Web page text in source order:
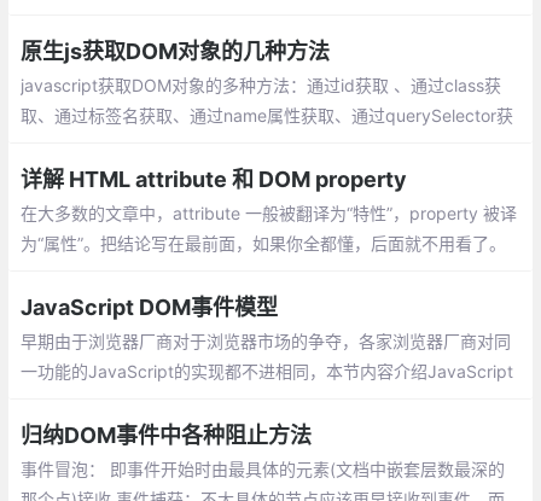
原生js获取DOM对象的几种方法
javascript获取DOM对象的多种方法：通过id获取 、通过class获
取、通过标签名获取、通过name属性获取、通过querySelector获
详解 HTML attribute 和 DOM property
在大多数的文章中，attribute 一般被翻译为“特性”，property 被译
为“属性”。把结论写在最前面，如果你全都懂，后面就不用看了。
JavaScript DOM事件模型
早期由于浏览器厂商对于浏览器市场的争夺，各家浏览器厂商对同
一功能的JavaScript的实现都不进相同，本节内容介绍JavaScript
归纳DOM事件中各种阻止方法
事件冒泡： 即事件开始时由最具体的元素(文档中嵌套层数最深的